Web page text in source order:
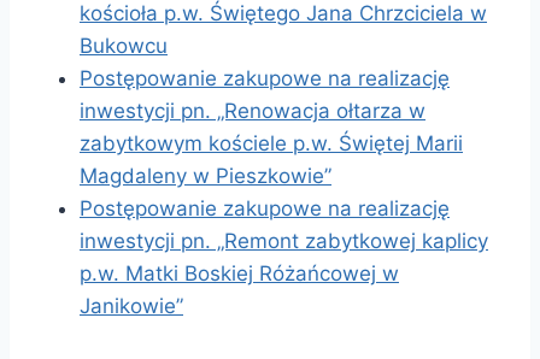
kościoła p.w. Świętego Jana Chrzciciela w
Bukowcu
Postępowanie zakupowe na realizację
inwestycji pn. „Renowacja ołtarza w
zabytkowym kościele p.w. Świętej Marii
Magdaleny w Pieszkowie”
Postępowanie zakupowe na realizację
inwestycji pn. „Remont zabytkowej kaplicy
p.w. Matki Boskiej Różańcowej w
Janikowie”